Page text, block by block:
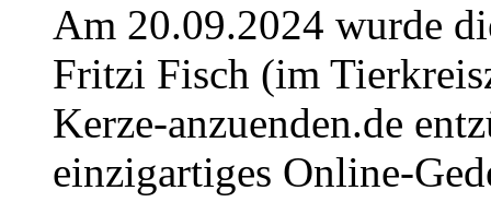
Am 20.09.2024 wurde
Fritzi Fisch (im
Kerze-anzuenden.de
einzigartiges Online-